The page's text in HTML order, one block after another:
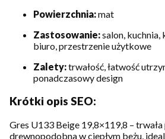
Powierzchnia:mat
Zastosowanie:salon,
biuro, przestrzenie użytkowe
Zalety:trwałość, łatwość
ponadczasowy design
Krótki opis SEO:
Gres U133 Beige 19,8×119,8 – trwała
drewnopodobna w ciepłym beżu,